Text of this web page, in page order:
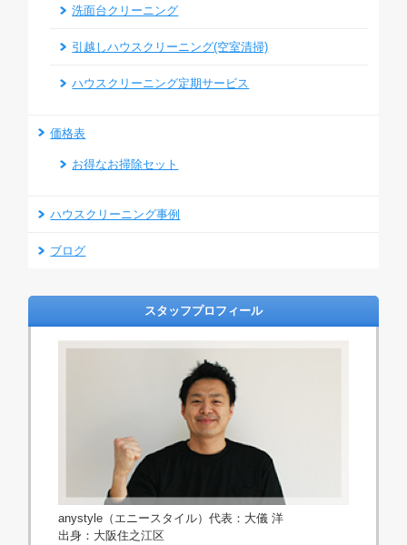
洗面台クリーニング
引越しハウスクリーニング(空室清掃)
ハウスクリーニング定期サービス
価格表
お得なお掃除セット
ハウスクリーニング事例
ブログ
スタッフプロフィール
anystyle（エニースタイル）代表：大儀 洋
出身：大阪住之江区